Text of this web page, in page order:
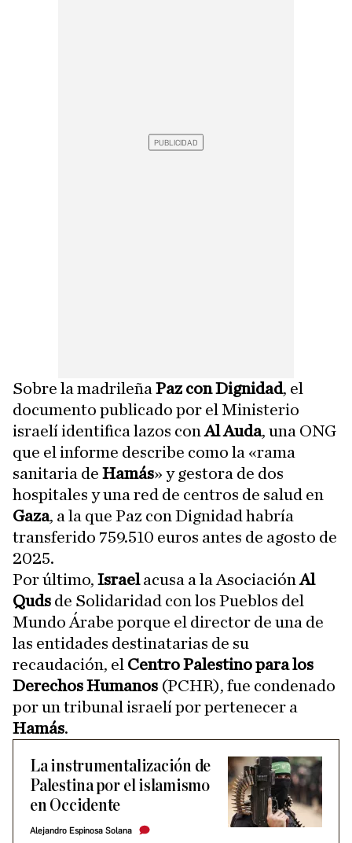
Sobre la madrileña Paz con Dignidad, el
documento publicado por el Ministerio
israelí identifica lazos conAl Auda, una ONG
que el informe describe como la «rama
sanitaria de Hamás» y gestora de dos
hospitales y una red de centros de salud en
Gaza, a la que Paz con Dignidad habría
transferido 759.510 euros antes de agosto de
2025.
Por último, Israelacusa a la AsociaciónAl
Quds de Solidaridad con los Pueblos del
Mundo Árabe porque el director de una de
las entidades destinatarias de su
recaudación, el Centro Palestino para los
Derechos Humanos (PCHR), fue condenado
por un tribunal israelí por pertenecer a
Hamás.
La instrumentalización de
Palestina por el islamismo
en Occidente
Alejandro Espinosa Solana